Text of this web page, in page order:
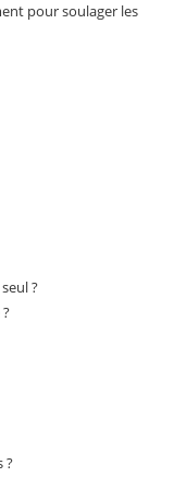
pour soulager les
?
?